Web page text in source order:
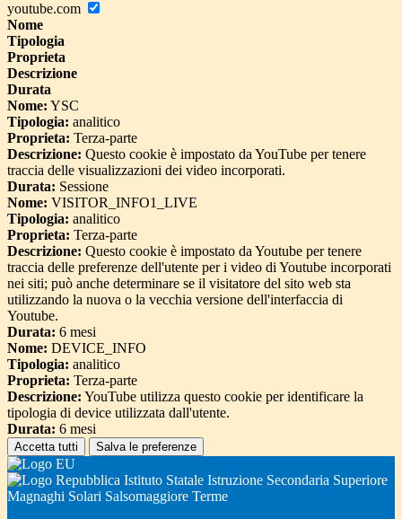
youtube.com
Nome
Tipologia
Proprieta
Descrizione
Durata
Nome: YSC
Tipologia: analitico
Proprieta: Terza-parte
Descrizione: Questo cookie è impostato da YouTube per tenere
traccia delle visualizzazioni dei video incorporati.
Durata: Sessione
Nome: VISITOR_INFO1_LIVE
Tipologia: analitico
Proprieta: Terza-parte
Descrizione: Questo cookie è impostato da Youtube per tenere
traccia delle preferenze dell'utente per i video di Youtube incorporati
nei siti; può anche determinare se il visitatore del sito web sta
utilizzando la nuova o la vecchia versione dell'interfaccia di
Youtube.
Durata: 6 mesi
Nome: DEVICE_INFO
Tipologia: analitico
Proprieta: Terza-parte
Descrizione: YouTube utilizza questo cookie per identificare la
tipologia di device utilizzata dall'utente.
Durata: 6 mesi
Accetta tutti Salva le preferenze
Istituto Statale Istruzione Secondaria Superiore
Magnaghi Solari Salsomaggiore Terme